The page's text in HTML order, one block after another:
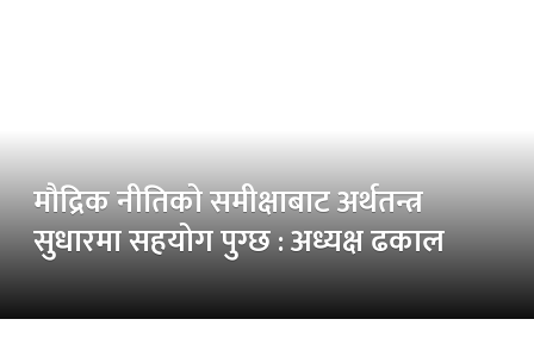
मौद्रिक नीतिको समीक्षाबाट अर्थतन्त्र
सुधारमा सहयोग पुग्छ : अध्यक्ष ढकाल